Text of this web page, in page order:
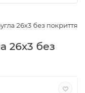
26х3 без покриття
26х3 без